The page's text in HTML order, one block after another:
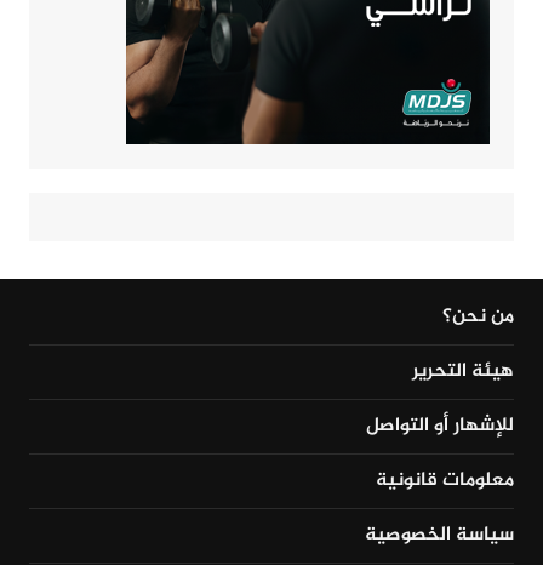
من نحن؟
هيئة التحرير
للإشهار أو التواصل
معلومات قانونية
سياسة الخصوصية